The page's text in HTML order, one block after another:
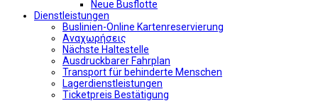
Neue Busflotte
Dienstleistungen
Buslinien-Online Kartenreservierung
Αναχωρήσεις
Nächste Haltestelle
Αusdruckbarer Fahrplan
Transport für behinderte Menschen
Lagerdienstleistungen
Ticketpreis Bestätigung